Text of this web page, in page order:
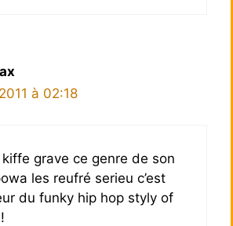
à 02:18
kiffe grave ce genre de son
les reufré serieu c’est
du funky hip hop styly of